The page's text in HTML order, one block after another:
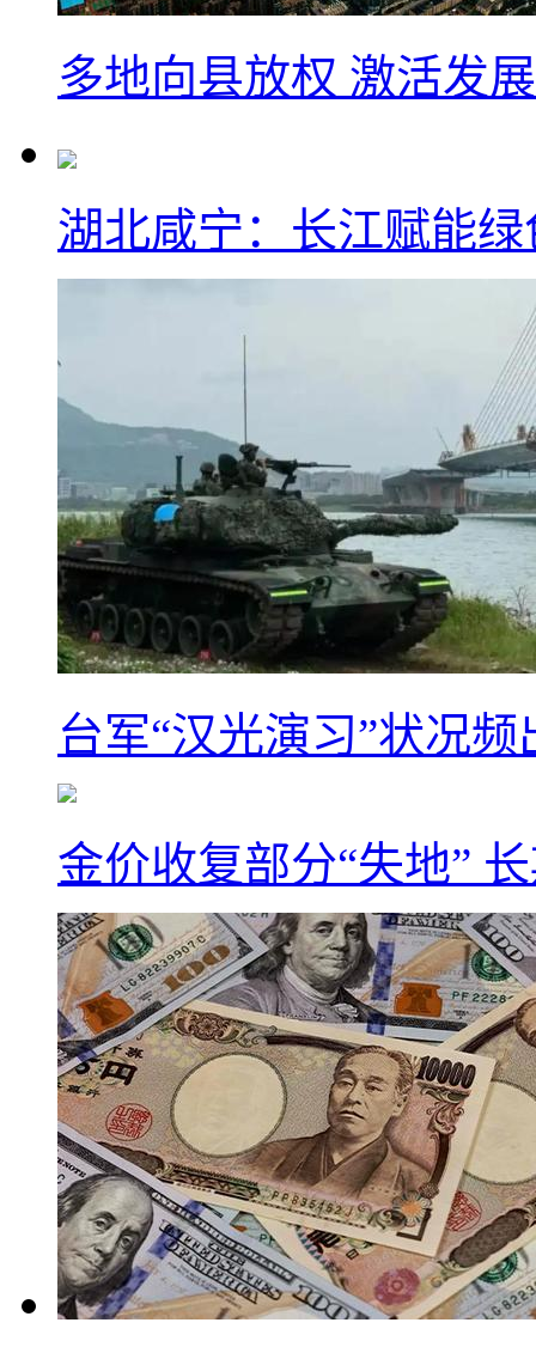
多地向县放权 激活发
湖北咸宁：长江赋能
台军“汉光演习”状况
金价收复部分“失地”